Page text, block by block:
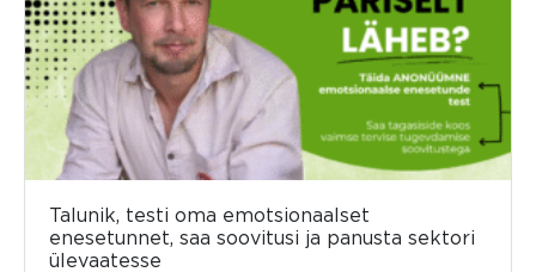
Talunik, testi oma emotsionaalset
enesetunnet, saa soovitusi ja panusta sektori
ülevaatesse